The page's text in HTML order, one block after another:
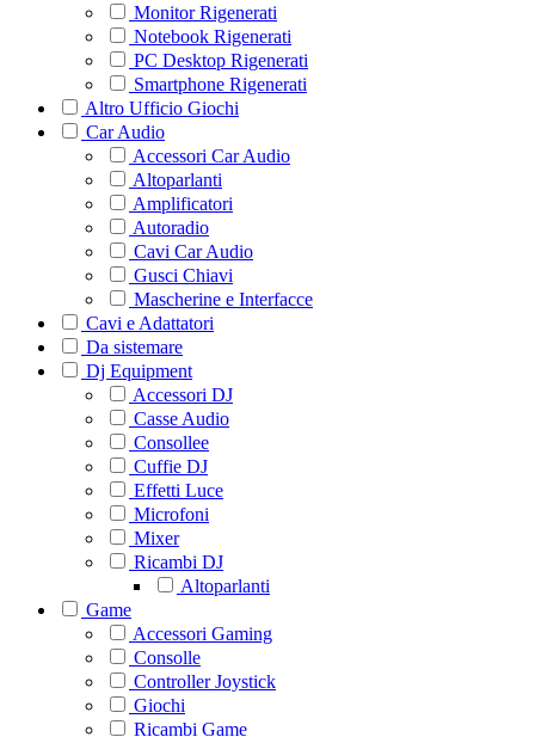
Monitor Rigenerati
Notebook Rigenerati
PC Desktop Rigenerati
Smartphone Rigenerati
Altro Ufficio Giochi
Car Audio
Accessori Car Audio
Altoparlanti
Amplificatori
Autoradio
Cavi Car Audio
Gusci Chiavi
Mascherine e Interfacce
Cavi e Adattatori
Da sistemare
Dj Equipment
Accessori DJ
Casse Audio
Consollee
Cuffie DJ
Effetti Luce
Microfoni
Mixer
Ricambi DJ
Altoparlanti
Game
Accessori Gaming
Consolle
Controller Joystick
Giochi
Ricambi Game